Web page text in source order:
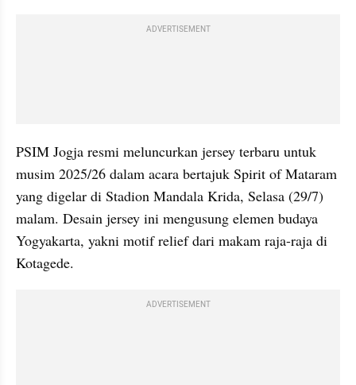
ADVERTISEMENT
PSIM Jogja resmi meluncurkan jersey terbaru untuk
musim 2025/26 dalam acara bertajuk Spirit of Mataram
yang digelar di Stadion Mandala Krida, Selasa (29/7)
malam. Desain jersey ini mengusung elemen budaya
Yogyakarta, yakni motif relief dari makam raja-raja di
Kotagede.
ADVERTISEMENT